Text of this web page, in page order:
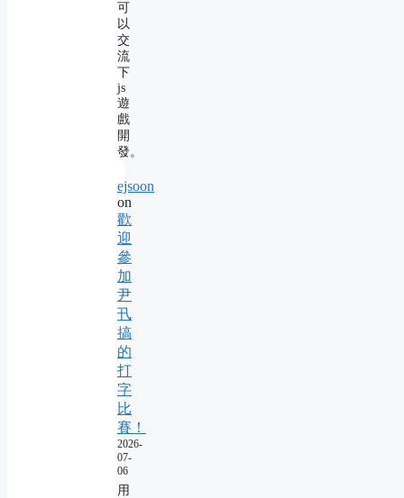
可
以
交
流
下
js
遊
戲
開
發。
ejsoon
on
歡
迎
參
加
尹
卂
搞
的
打
字
比
賽！
2026-
07-
06
用